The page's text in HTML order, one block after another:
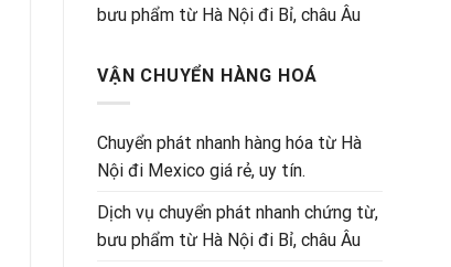
bưu phẩm từ Hà Nội đi Bỉ, châu Âu
VẬN CHUYỂN HÀNG HOÁ
Chuyển phát nhanh hàng hóa từ Hà
Nội đi Mexico giá rẻ, uy tín.
Dịch vụ chuyển phát nhanh chứng từ,
bưu phẩm từ Hà Nội đi Bỉ, châu Âu